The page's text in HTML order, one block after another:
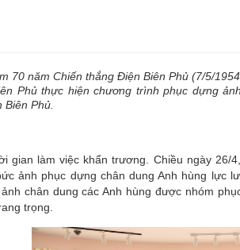
70 năm Chiến thắng Điện Biên Phủ (7/5/
Phủ thực hiện chương trình phục dựng
Phủ.
gian làm việc khẩn trương. Chiều ngày
ảnh phục dựng chân dung Anh hùng lực
chân dung các Anh hùng được nhóm
trọng.